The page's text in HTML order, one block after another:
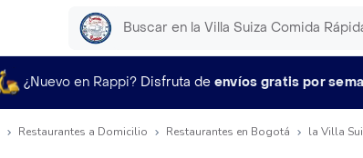
¿Nuevo en Rappi? Disfruta de envíos gratis por
Restaurantes a Domicilio Restaurantes en Bogotá la Villa